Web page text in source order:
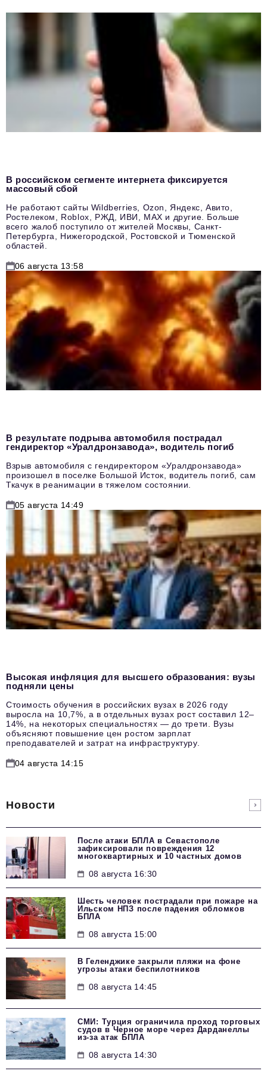
В российском сегменте интернета фиксируется
массовый сбой
Не работают сайты Wildberries, Ozon, Яндекс, Авито,
Ростелеком, Roblox, РЖД, ИВИ, MAX и другие. Больше
всего жалоб поступило от жителей Москвы, Санкт-
Петербурга, Нижегородской, Ростовской и Тюменской
областей.
06 августа 13:58
В результате подрыва автомобиля пострадал
гендиректор «Уралдронзавода», водитель погиб
Взрыв автомобиля с гендиректором «Уралдронзавода»
произошел в поселке Большой Исток, водитель погиб, сам
Ткачук в реанимации в тяжелом состоянии.
05 августа 14:49
Высокая инфляция для высшего образования: вузы
подняли цены
Стоимость обучения в российских вузах в 2026 году
выросла на 10,7%, а в отдельных вузах рост составил 12–
14%, на некоторых специальностях — до трети. Вузы
объясняют повышение цен ростом зарплат
преподавателей и затрат на инфраструктуру.
04 августа 14:15
Новости
После атаки БПЛА в Севастополе
зафиксировали повреждения 12
многоквартирных и 10 частных домов
08 августа 16:30
Шесть человек пострадали при пожаре на
Ильском НПЗ после падения обломков
БПЛА
08 августа 15:00
В Геленджике закрыли пляжи на фоне
угрозы атаки беспилотников
08 августа 14:45
СМИ: Турция ограничила проход торговых
судов в Черное море через Дарданеллы
из-за атак БПЛА
08 августа 14:30